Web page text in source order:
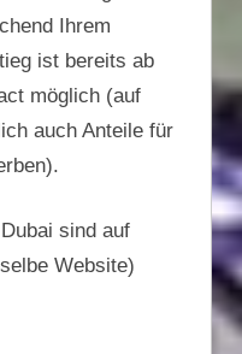
Ihrem
ist bereits ab
möglich (auf
auch Anteile für
sind auf
Website)